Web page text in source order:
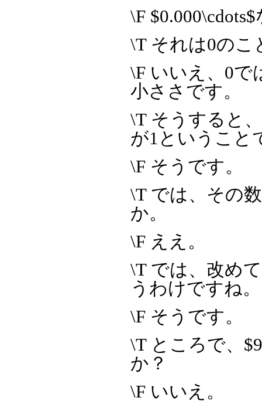
\F
\T それは0のこ
\F いいえ、0で
小ささです。
\T そうすると
が1ということ
\F そうです。
\T では、その
か。
\F ええ。
\T では、改め
うわけですね。
\F そうです。
\T ところで、
か？
\F いいえ。